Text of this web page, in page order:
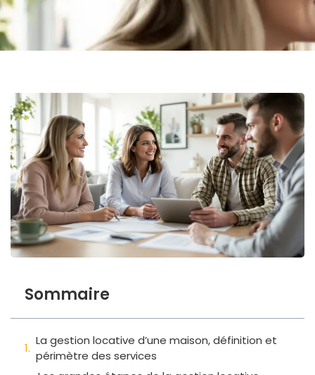
Sommaire
La gestion locative d’une maison, définition et
périmètre des services